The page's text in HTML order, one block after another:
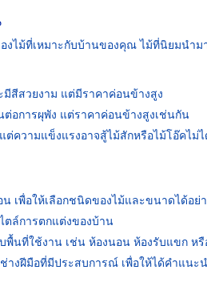
ไม้ที่เหมาะกับบ้านของคุณ ไม้ที่นิยมนำม
สีสวยงาม แต่มีราคาค่อนข้างสูง
อการผุพัง แต่ราคาค่อนข้างสูงเช่นกัน
ความแข็งแรงอาจสู้ไม้สักหรือไม้โอ๊คไม่
เพื่อให้เลือกชนิดของไม้และขนาดได้อย่
ตล์การตกแต่งของบ้าน
นที่ใช้งาน เช่น ห้องนอน ห้องรับแขก หรื
างฝีมือที่มีประสบการณ์ เพื่อให้ได้คำแนะ